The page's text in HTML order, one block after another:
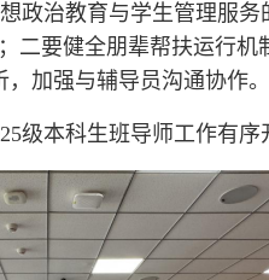
政治教育与学生管理服
要健全朋辈帮扶运行
加强与辅导员沟通协作
级本科生班导师工作有